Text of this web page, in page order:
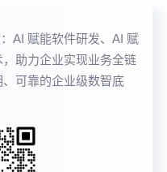
AI 赋能软件研发、AI 赋
助力企业实现业务全链
可靠的企业级数智底